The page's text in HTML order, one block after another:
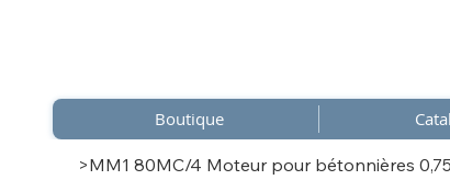
Boutique
>MM1 80MC/4 Moteur pour bétonnières